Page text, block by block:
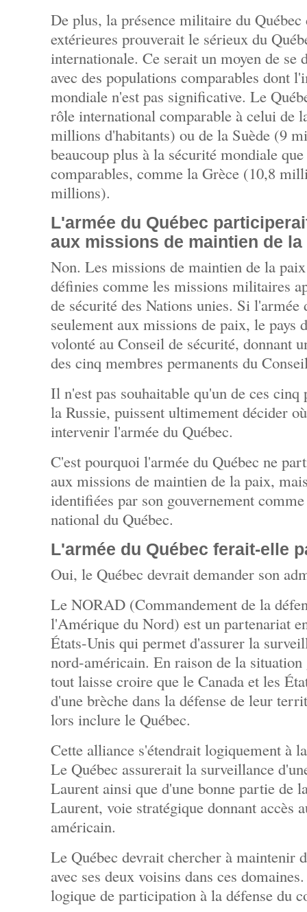
De plus, la présence militaire du Québec
extérieures prouverait le sérieux du
internationale. Ce serait un moyen de se
avec des populations comparables dont
mondiale n'est pas significative. Le
rôle international comparable à celui de
millions d'habitants) ou de la Suède (9
beaucoup plus à la sécurité mondiale
comparables, comme la Grèce (10,8
millions).
L'armée du Québec
aux missions de maintien de la
Non. Les missions de maintien de la
définies comme les missions militaires
de sécurité des Nations unies. Si
seulement aux missions de paix, le pays
volonté au Conseil de sécurité, donnant
des cinq membres permanents du
Il n'est pas souhaitable qu'un de ces
la Russie, puissent ultimement décider
intervenir l'armée du Québec.
C'est pourquoi l'armée du Québec ne
aux missions de maintien de la paix,
identifiées par son gouvernement
national du Québec.
L'armée du Québec ferait-elle
Oui, le Québec devrait demander son
Le NORAD (Commandement de la
l'Amérique du Nord) est un partenariat
États-Unis qui permet d'assurer la
nord-américain. En raison de la situation
tout laisse croire que le Canada et les
d'une brèche dans la défense de leur
lors inclure le Québec.
Cette alliance s'étendrait logiquement à
Le Québec assurerait la surveillance
Laurent ainsi que d'une bonne partie de
Laurent, voie stratégique donnant accès
américain.
Le Québec devrait chercher à maintenir
avec ses deux voisins dans ces
logique de participation à la défense du